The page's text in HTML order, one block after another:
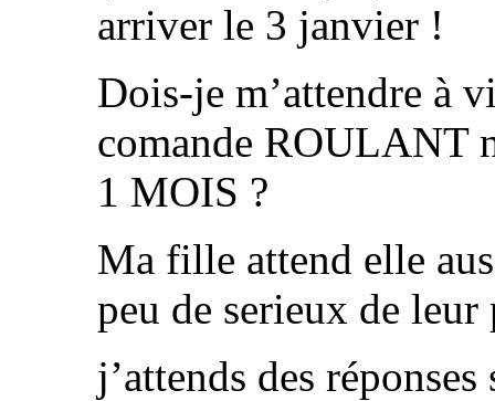
arriver le 3 janvier !
Dois-je m’attendre à
comande ROULANT
1 MOIS ?
Ma fille attend elle
peu de serieux de leur
j’attends des